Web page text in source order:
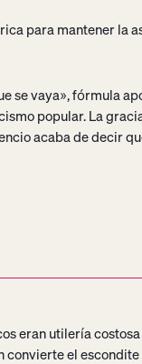
para mantener la
se vaya», fórmula
popular. La
acaba de decir
eran utilería
el escondite